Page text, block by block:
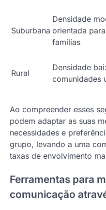
Suburbana
Densidade
orientada para
famílias
Rural
Densidade
comunidades
Ao compreender esses
podem adaptar as suas
necessidades e
grupo, levando a uma
taxas de envolvimento
Ferramentas para
comunicação